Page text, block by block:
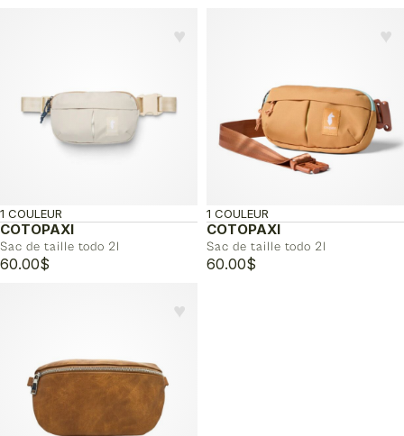
♥︎
COTOPAXI
Sac de taille todo 2l
1 COULEUR
60.00$
♥︎
COTOPAXI
Sac de taille todo 2l
1 COULEUR
60.00$
♥︎